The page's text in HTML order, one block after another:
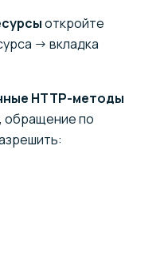
откройте
→ вкладка
HTTP-методы
обращение по